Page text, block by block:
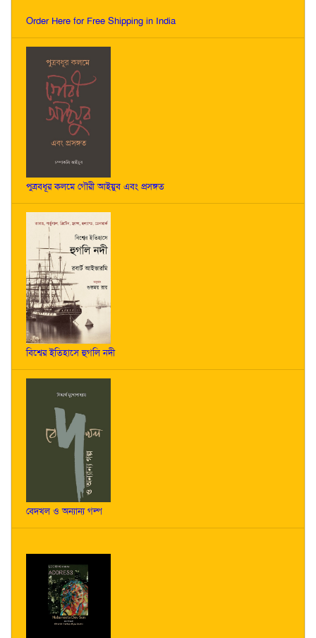
Order Here for Free Shipping in India
পুত্রবধূর কলমে গৌরী আইয়ুব এবং প্রসঙ্গত
বিশ্বের ইতিহাসে হুগলি নদী
বেদখল ও অন্যান্য গল্প